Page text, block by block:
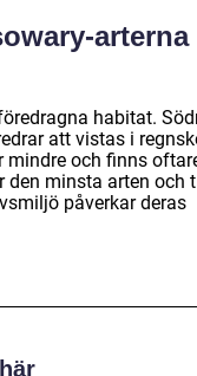
arterna
habitat.
att vistas i
mindre och finns
den minsta arten och
påverkar deras